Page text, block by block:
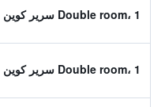
Double room، 1 سرير كوين
Double room، 1 سرير كوين